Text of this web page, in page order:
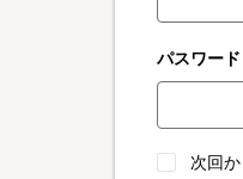
パスワード
次回